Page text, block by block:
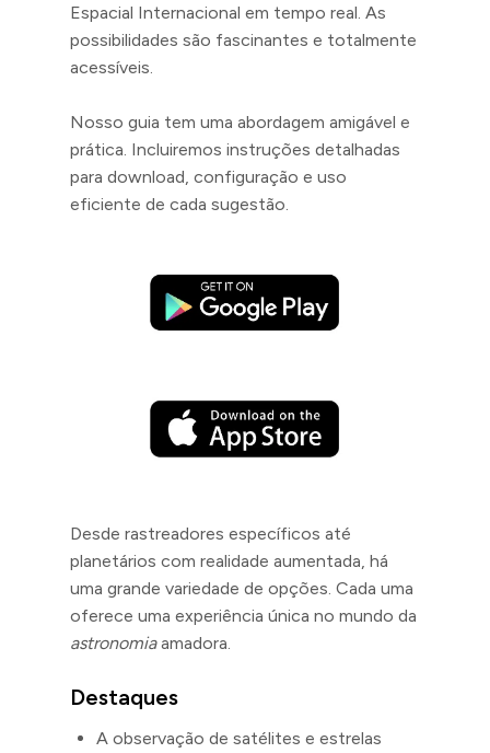
Espacial Internacional em tempo real. As
possibilidades são fascinantes e totalmente
acessíveis.
Nosso guia tem uma abordagem amigável e
prática. Incluiremos instruções detalhadas
para download, configuração e uso
eficiente de cada sugestão.
Desde rastreadores específicos até
planetários com realidade aumentada, há
uma grande variedade de opções. Cada uma
oferece uma experiência única no mundo da
astronomiaamadora.
Destaques
A observação de satélites e estrelas